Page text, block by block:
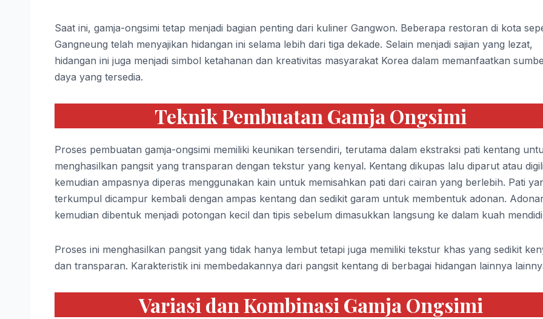
Saat ini, gamja-ongsimi tetap menjadi bagian penting dari kuliner Gangwon. Beberapa restoran di kota
Gangneung telah menyajikan hidangan ini selama lebih dari tiga dekade. Selain menjadi sajian yang lezat,
hidangan ini juga menjadi simbol ketahanan dan kreativitas masyarakat Korea dalam memanfaatkan
daya yang tersedia.
Teknik Pembuatan Gamja Ongsimi
Proses pembuatan gamja-ongsimi memiliki keunikan tersendiri, terutama dalam ekstraksi pati kentang
menghasilkan pangsit yang transparan dengan tekstur yang kenyal. Kentang dikupas lalu diparut atau
kemudian ampasnya diperas menggunakan kain untuk memisahkan pati dari cairan yang berlebih. Pati
terkumpul dicampur kembali dengan ampas kentang dan sedikit garam untuk membentuk adonan.
kemudian dibentuk menjadi potongan kecil dan tipis sebelum dimasukkan langsung ke dalam kuah
Proses ini menghasilkan pangsit yang tidak hanya lembut tetapi juga memiliki tekstur khas yang sedikit
dan transparan. Karakteristik ini membedakannya dari pangsit kentang di berbagai hidangan lainnya
Variasi dan Kombinasi Gamja Ongsimi